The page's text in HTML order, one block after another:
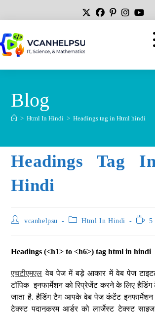
Blog
> Html In Hindi > Headings tag in Html hindi
Headings Tag
Hindi
vcanhelpsu Html In Hindi 5
Headings (<h1> to <h6>) tag html in hindi
एचटीएमएल वेब पेज में बड़े आकार में वेब पेज
टॉपिक इनफार्मेशन को रिप्रेजेंट करने के लिए हैडिंग
जाता है. हैडिंग टैग आपके वेब पेज कंटेंट
टेक्स्ट पदानुक्रम आर्डर को लार्जेस्ट टेक्स्ट